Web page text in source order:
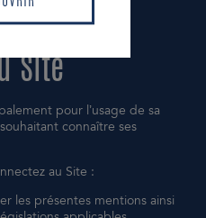
Site
pour l’usage de sa
connaître ses
au Site :
les présentes mentions ainsi